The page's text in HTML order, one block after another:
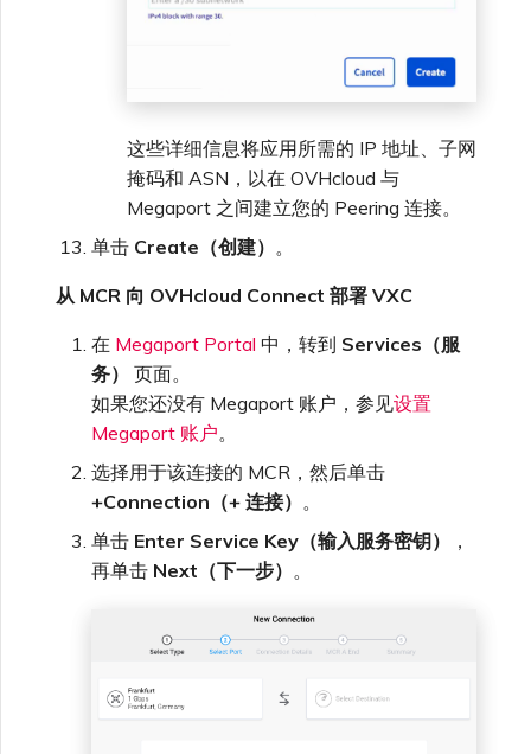
这些详细信息将应用所需的 IP 地址、子网
掩码和 ASN，以在 OVHcloud 与
Megaport 之间建立您的 Peering 连接。
单击 Create（创建） 。
从 MCR 向 OVHcloud Connect 部署 VXC
在 Megaport Portal 中，转到 Services（服
务）
页面。
如果您还没有 Megaport 账户，参见设置
Megaport 账户。
选择用于该连接的 MCR，然后单击
+Connection（+ 连接） 。
单击 Enter Service Key（输入服务密钥）
，
再单击 Next（下一步） 。